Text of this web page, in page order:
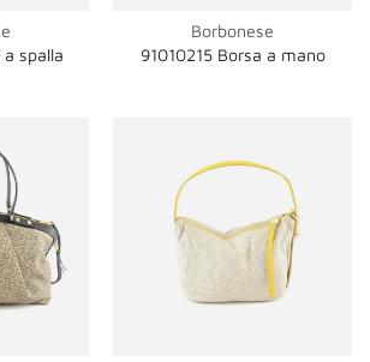
a spalla
Borbonese
91010215 Borsa a mano